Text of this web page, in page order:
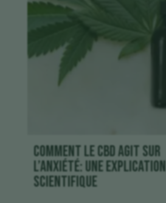
Comment le CBD agit sur
l’anxiété: une explication
scientifique